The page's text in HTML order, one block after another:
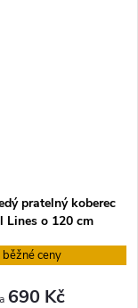
pratelný koberec
Lines o 120 cm
690 Kč